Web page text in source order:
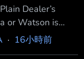
Dealer’s
or Watson is
and Gold.
· 16小時前